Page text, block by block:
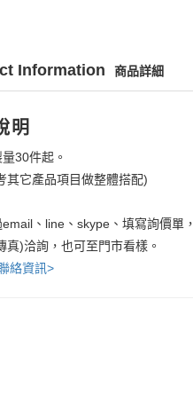
Information 商品詳細
明
30件起。
其它產品項目做整體搭配)
、line、skype、填寫詢價單，
真)洽詢，也可至門市看樣。
絡資訊>